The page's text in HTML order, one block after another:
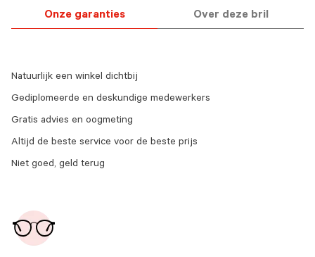
Onze garanties Over deze bril
Natuurlijk een winkel dichtbij
Gediplomeerde en deskundige medewerkers
Gratis advies en oogmeting
Altijd de beste service voor de beste prijs
Niet goed, geld terug